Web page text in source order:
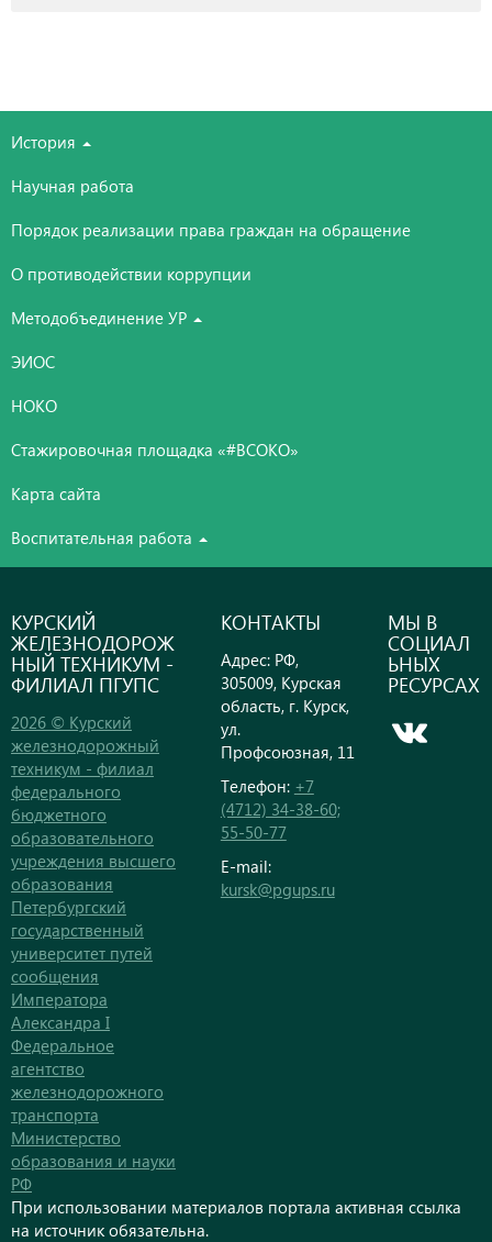
История
Научная работа
Порядок реализации права граждан на обращение
О противодействии коррупции
Методобъединение УР
ЭИОС
НОКО
Стажировочная площадка «#ВСОКО»
Карта сайта
Воспитательная работа
КУРСКИЙ
ЖЕЛЕЗНОДОРОЖ
НЫЙ ТЕХНИКУМ -
ФИЛИАЛ ПГУПС
2026 © Курский
железнодорожный
техникум - филиал
федерального
бюджетного
образовательного
учреждения высшего
образования
Петербургский
государственный
университет путей
сообщения
Императора
Александра I
Федеральное
агентство
железнодорожного
транспорта
Министерство
образования и науки
РФ
КОНТАКТЫ
Адрес: РФ,
305009, Курская
область, г. Курск,
ул.
Профсоюзная, 11
Телефон: +7
(4712) 34-38-60;
55-50-77
E-mail:
kursk@pgups.ru
МЫ В
СОЦИАЛ
ЬНЫХ
РЕСУРСАХ
При использовании материалов портала активная ссылка
на источник обязательна.